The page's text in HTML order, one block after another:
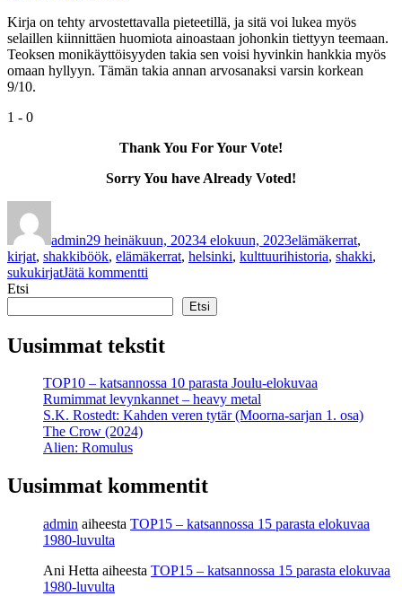
Kirja on tehty arvostettavalla pieteetillä, ja sitä voi lukea myös
selaillen kiinnittäen huomiota ainoastaan johonkin tiettyyn teemaan.
Teoksen monikäyttöisyyden takia sen voisi hyvinkin hankkia myös
omaan hyllyyn. Tämän takia annan arvosanaksi varsin korkean
9/10.
1 - 0
Thank You For Your Vote!
Sorry You have Already Voted!
admin29 heinäkuun, 20234 elokuun, 2023elämäkerrat,
kirjat, shakkiAvainsanat
böök, elämäkerrat, helsinki, kulttuurihistoria, shakki,
sukukirjatJätä kommentti
Saharinen
ja
Pekka
Böök:
Shakkia
ja
kulttuuria
Etsi
Etsi
Uusimmat tekstit
TOP10 – katsannossa 10 parasta Joulu-elokuvaa
Rumimmat levynkannet – heavy metal
S.K. Rostedt: Kahden veren tytär (Moorna-sarjan 1. osa)
The Crow (2024)
Alien: Romulus
Uusimmat kommentit
admin aiheesta TOP15 – katsannossa 15 parasta elokuvaa
1980-luvulta
Ani Hetta aiheesta TOP15 – katsannossa 15 parasta elokuvaa
1980-luvulta